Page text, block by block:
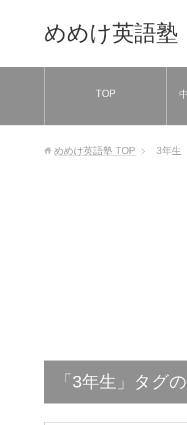
めめけ英語塾
TOP
めめけ英語塾 TOP 3年生
「3年生」タグ